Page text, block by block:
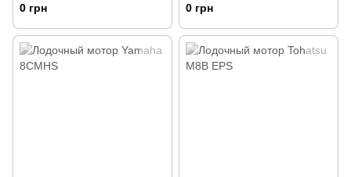
0 грн 0 грн